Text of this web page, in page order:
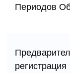
Периодов
регистрация